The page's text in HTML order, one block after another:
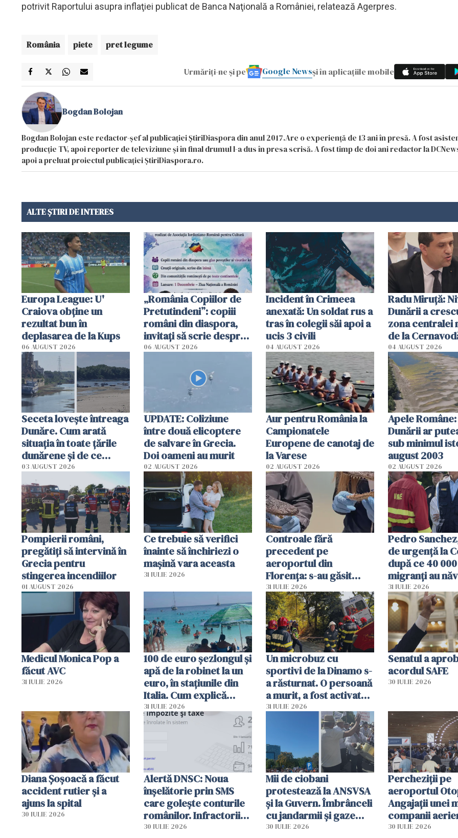
potrivit Raportului asupra inflaţiei publicat de Banca Naţională a României, relatează Agerpres.
România piete pret legume
Urmăriți-ne și pe Google Newsși în aplicațiile mobile
Bogdan Bolojan
Bogdan Bolojan este redactor-șef al publicației ȘtiriDiaspora din anul 2017.Are o experiență de 13 ani în presă. A fost
producție TV, apoi reporter de televiziune și în final drumul l-a dus în presa scrisă. A fost timp de doi ani redactor la
apoi a preluat proiectul publicației ȘtiriDiaspora.ro.
ALTE ȘTIRI DE INTERES
Europa League: U'
Craiova obține un
rezultat bun în
deplasarea de la Kups
06 AUGUST 2026
„România Copiilor de
Pretutindeni”: copiii
români din diaspora,
invitați să scrie despre
România într-un volum
06 AUGUST 2026
Incident în Crimeea
anexată: Un soldat rus a
tras în colegii săi apoi a
ucis 3 civili
04 AUGUST 2026
Radu Miruţă:
Dunării a
zona centralei
de la
cm faţă de
04 AUGUST 2026
Seceta lovește întreaga
Dunăre. Cum arată
situația în toate țările
dunărene și de ce
România resimte
efectele, deși a plouat
în iulie
03 AUGUST 2026
UPDATE: Coliziune
între două elicoptere
de salvare în Grecia.
Doi oameni au murit
02 AUGUST 2026
Aur pentru România la
Campionatele
Europene de canotaj de
la Varese
02 AUGUST 2026
Apele
Dunării ar
sub minimul
august 2003
02 AUGUST 2026
Pompierii români,
pregătiţi să intervină în
Grecia pentru
stingerea incendiilor
01 AUGUST 2026
Ce trebuie să verifici
înainte să închiriezi o
mașină vara aceasta
31 IULIE 2026
Controale fără
precedent pe
aeroportul din
Florența: s-au găsit
capete de aligator și o
sumă imensă de bani
31 IULIE 2026
Pedro
de urgență la
după ce 40
migranți au
teritoriul
mobiliza toate
resursele"
31 IULIE 2026
Medicul Monica Pop a
făcut AVC
31 IULIE 2026
100 de euro șezlongul și
apă de la robinet la un
euro, în stațiunile din
Italia. Cum explică
autoritățile
31 IULIE 2026
Un microbuz cu
sportivi de la Dinamo s-
a răsturnat. O persoană
a murit, a fost activat
planul roșu de
31 IULIE 2026
Senatul a
acordul SAFE
30 IULIE 2026
Diana Șoșoacă a făcut
accident rutier și a
ajuns la spital
30 IULIE 2026
Alertă DNSC: Noua
înșelătorie prin SMS
care golește conturile
românilor. Infractorii
folosesc numele
30 IULIE 2026
Mii de ciobani
protestează la ANSVSA
și la Guvern. Îmbrânceli
cu jandarmii și gaze
lacrimogene
30 IULIE 2026
Percheziții pe
aeroportul
Angajații unei
companii
parfumuri,
30 IULIE 2026